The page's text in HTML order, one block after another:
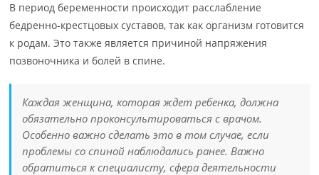
В период беременности происходит расслабление
бедренно-крестцовых суставов, так как организм готовится
к родам. Это также является причиной напряжения
позвоночника и болей в спине.
Каждая женщина, которая ждет ребенка, должна
обязательно проконсультироваться с врачом.
Особенно важно сделать это в том случае, если
проблемы со спиной наблюдались ранее. Важно
обратиться к специалисту, сфера деятельности